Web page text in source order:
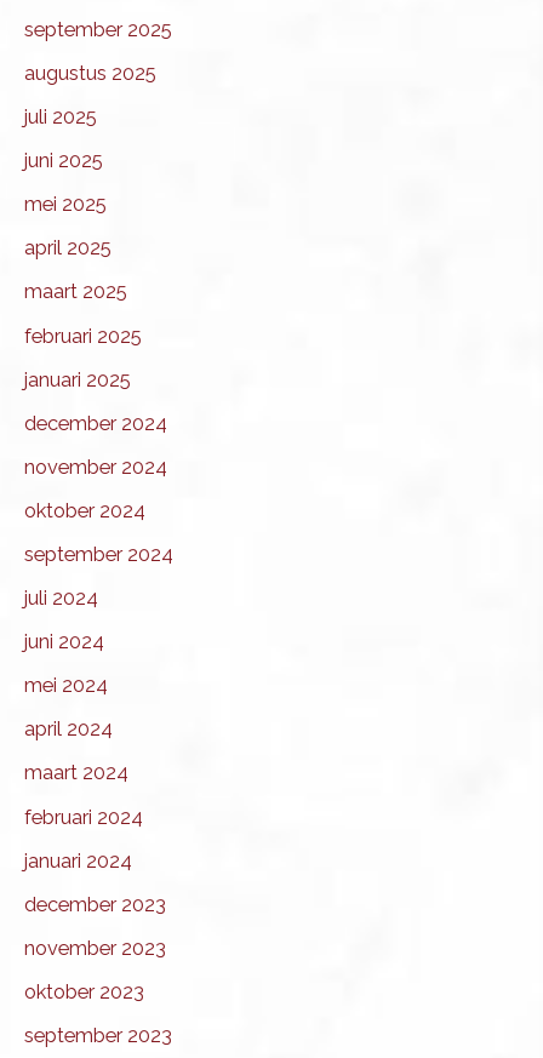
september 2025
augustus 2025
juli 2025
juni 2025
mei 2025
april 2025
maart 2025
februari 2025
januari 2025
december 2024
november 2024
oktober 2024
september 2024
juli 2024
juni 2024
mei 2024
april 2024
maart 2024
februari 2024
januari 2024
december 2023
november 2023
oktober 2023
september 2023